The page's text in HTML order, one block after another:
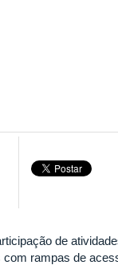
de
rampas de